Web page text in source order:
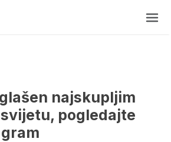
najskupljim
pogledajte